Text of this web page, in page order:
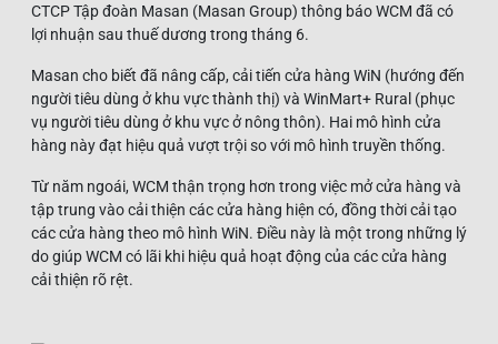
CTCP Tập đoàn Masan (Masan Group) thông báo WCM đã có
lợi nhuận sau thuế dương trong tháng 6.
Masan cho biết đã nâng cấp, cải tiến cửa hàng WiN (hướng đến
người tiêu dùng ở khu vực thành thị) và WinMart+ Rural (phục
vụ người tiêu dùng ở khu vực ở nông thôn). Hai mô hình cửa
hàng này đạt hiệu quả vượt trội so với mô hình truyền thống.
Từ năm ngoái, WCM thận trọng hơn trong việc mở cửa hàng và
tập trung vào cải thiện các cửa hàng hiện có, đồng thời cải tạo
các cửa hàng theo mô hình WiN. Điều này là một trong những lý
do giúp WCM có lãi khi hiệu quả hoạt động của các cửa hàng
cải thiện rõ rệt.